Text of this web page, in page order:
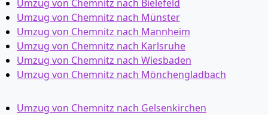
Umzug von Chemnitz nach Bielefeld
Umzug von Chemnitz nach Münster
Umzug von Chemnitz nach Mannheim
Umzug von Chemnitz nach Karlsruhe
Umzug von Chemnitz nach Wiesbaden
Umzug von Chemnitz nach Mönchen­gladbach
Umzug von Chemnitz nach Gelsenkirchen